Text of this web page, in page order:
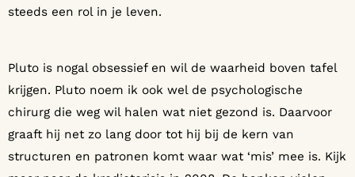
steeds een rol in je leven.
Pluto is nogal obsessief en wil de waarheid boven tafel
krijgen. Pluto noem ik ook wel de psychologische
chirurg die weg wil halen wat niet gezond is. Daarvoor
graaft hij net zo lang door tot hij bij de kern van
structuren en patronen komt waar wat ‘mis’ mee is. Kijk